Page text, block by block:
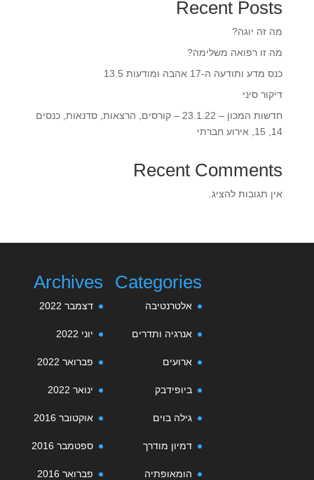
Recent Posts
מה זה יוגה?
מה זו רפואה משלימה?
כנס מדע ותודעה ה-17 אהבה ומודעות 13.5‎‎
דיקור סיני
חדשות המכון – 23.1.22 – קורסים, הרצאות, סדנאות, כנסים
14, 15, אירוע חברתי
Recent Comments
אין תגובות להציג.
Archives
דצמבר 2022
יוני 2022
פברואר 2022
ינואר 2022
אוקטובר 2016
ספטמבר 2016
פברואר 2016
Categories
אלטרנטיבה
אנרגיה ותדרים
ארועים
ביופידבק
גילה בוים
דמיון מודרך
הומאופתיה